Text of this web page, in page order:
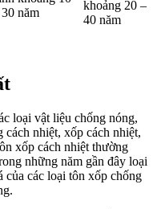
năm
khoảng 20 –
40 năm
loại vật liệu chống nóng,
cách nhiệt, xốp cách nhiệt,
xốp cách nhiệt thường
những năm gần đây loại
của các loại tôn xốp chống